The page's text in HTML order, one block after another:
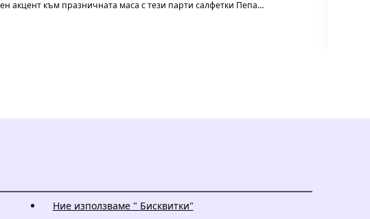
акцент към празничната маса с тези парти салфетки Пепа…
Ние използваме " Бисквитки"